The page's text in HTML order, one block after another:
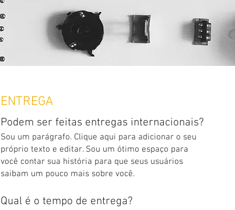
ENTREGA
Podem ser feitas entregas internacionais?
Sou um parágrafo. Clique aqui para adicionar o seu
próprio texto e editar. Sou um ótimo espaço para
você contar sua história para que seus usuários
saibam um pouco mais sobre você.
Qual é o tempo de entrega?